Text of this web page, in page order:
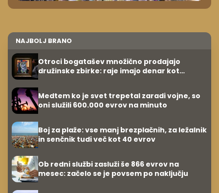
NAJBOLJ BRANO
Otroci bogatašev množično prodajajo
družinske zbirke: raje imajo denar kot
Medtem ko je svet trepetal zaradi vojne, so
oni služili 600.000 evrov na minuto
Boj za plaže: vse manj brezplačnih, za ležalnik
in senčnik tudi več kot 40 evrov
Ob redni službi zasluži še 866 evrov na
mesec: začelo se je povsem po naključju